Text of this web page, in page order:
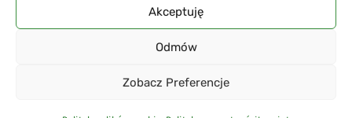
Akceptuję
Odmów
Zobacz Preferencje